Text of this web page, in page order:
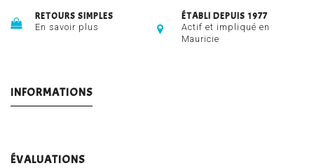
RETOURS SIMPLES
En savoir plus
ÉTABLI DEPUIS 1977
Actif et impliqué en
Mauricie
INFORMATIONS
ÉVALUATIONS